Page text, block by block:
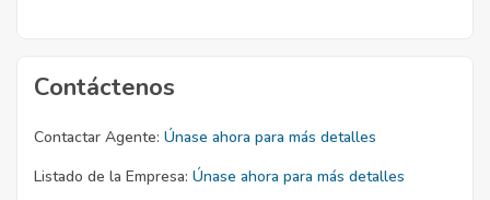
Contáctenos
Contactar Agente: Únase ahora para más detalles
Listado de la Empresa: Únase ahora para más detalles